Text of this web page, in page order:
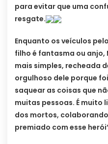
para evitar que uma
resgate.
Enquanto os veículos
filho é fantasma ou
mais simples, recheada
orgulhoso dele porque
saquear as coisas que
muitas pessoas. É muito
dos mortos,
premiado com esse